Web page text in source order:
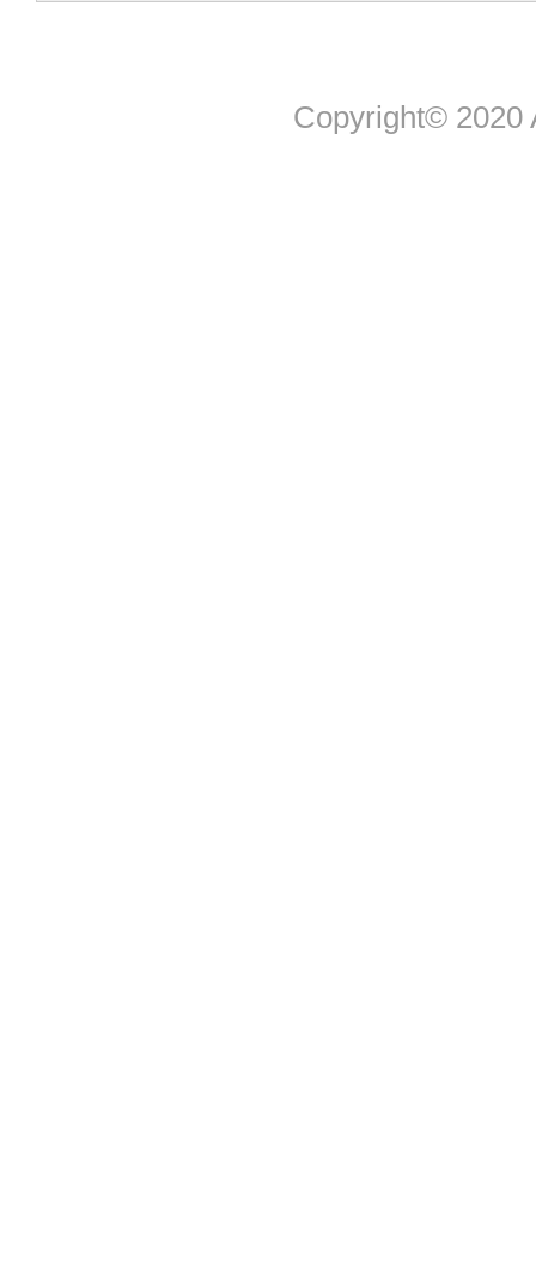
Copyright© 2020